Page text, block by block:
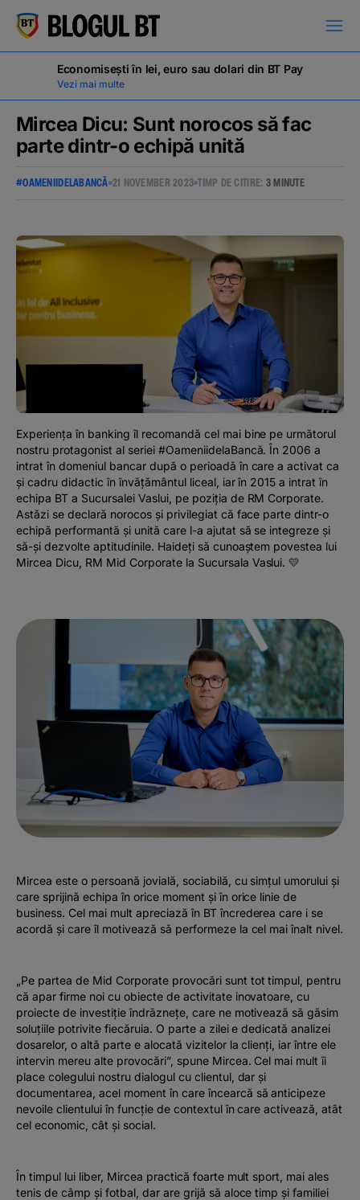
кириллица
Campanii
BT Pay
Evenimente
Podcast
The MacRO Zone
Pentru antreprenori
Banking, pe relaxare
Economisești în lei, euro sau dolari din BT Pay
Vezi mai multe
Mircea Dicu: Sunt norocos să fac
parte dintr-o echipă unită
#OAMENIIDELABANCĂ 21 NOVEMBER 2023 TIMP DE CITIRE: 3 MINUTE
Experiența în banking îl recomandă cel mai bine pe următorul
nostru protagonist al seriei #OameniidelaBancă. În 2006 a
intrat în domeniul bancar după o perioadă în care a activat ca
și cadru didactic în învățământul liceal, iar în 2015 a intrat în
echipa BT a Sucursalei Vaslui, pe poziția de RM Corporate.
Astăzi se declară norocos și privilegiat că face parte dintr-o
echipă performantă și unită care l-a ajutat să se integreze și
să-și dezvolte aptitudinile. Haideți să cunoaștem povestea lui
Mircea Dicu, RM Mid Corporate la Sucursala Vaslui. 💛
Mircea este o persoană jovială, sociabilă, cu simțul umorului și
care sprijină echipa în orice moment și în orice linie de
business. Cel mai mult apreciază în BT încrederea care i se
acordă și care îl motivează să performeze la cel mai înalt nivel.
„Pe partea de Mid Corporate provocări sunt tot timpul, pentru
că apar firme noi cu obiecte de activitate inovatoare, cu
proiecte de investiție îndrăznețe, care ne motivează să găsim
soluțiile potrivite fiecăruia. O parte a zilei e dedicată analizei
dosarelor, o altă parte e alocată vizitelor la clienți, iar între ele
intervin mereu alte provocări”, spune Mircea. Cel mai mult îi
place colegului nostru dialogul cu clientul, dar și
documentarea, acel moment în care încearcă să anticipeze
nevoile clientului în funcție de contextul în care activează, atât
cel economic, cât și social.
În timpul lui liber, Mircea practică foarte mult sport, mai ales
tenis de câmp și fotbal, dar are grijă să aloce timp și familiei